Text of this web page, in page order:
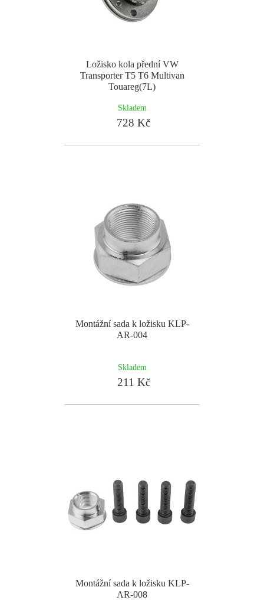
Ložisko kola přední VW
Transporter T5 T6 Multivan
Touareg(7L)
Skladem
728 Kč
Montážní sada k ložisku KLP-
AR-004
Skladem
211 Kč
Montážní sada k ložisku KLP-
AR-008